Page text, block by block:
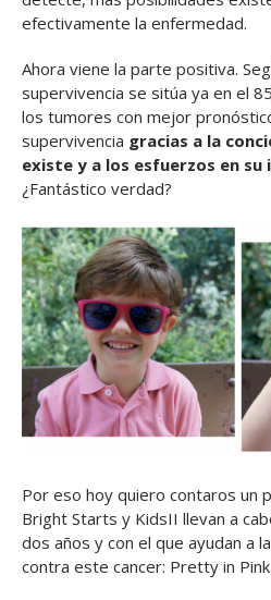
efectivamente la enfermedad.
Ahora viene la parte positiva.
supervivencia se sitúa ya en el
los tumores con mejor
supervivencia gracias a la
existe y a los esfuerzos en su
¿Fantástico verdad?
Por eso hoy quiero contaros un
Bright Starts y KidsII llevan a
dos años y con el que ayudan a
contra este cancer: Pretty in Pink.